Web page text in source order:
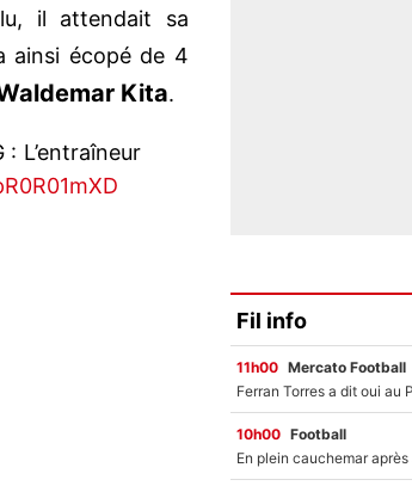
il attendait sa
ainsi écopé de 4
Kita.
L’entraîneur
Fil info
11h00 Mercato Football
10h00 Football